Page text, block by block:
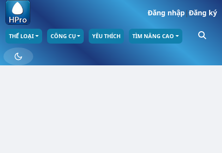
Đăng nhập|Đăng ký
THỂ LOẠI CÔNG CỤ YÊU THÍCH TÌM NÂNG CAO